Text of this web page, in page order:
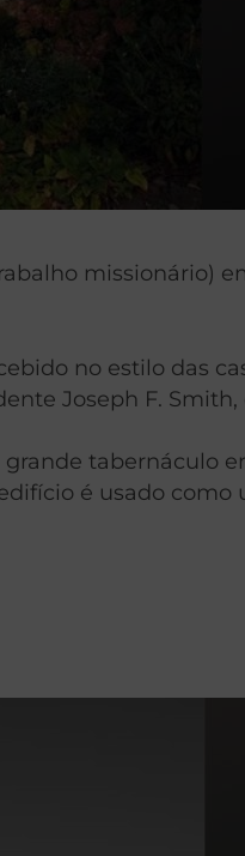
missionário)
no estilo das
Joseph F.
tabernáculo
é usado